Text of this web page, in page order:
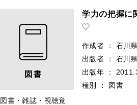
図書・雑誌・視聴覚
学力の把握に
作成者 ： 石川
出版者
： 石川
出版年
：
種別
： 図書